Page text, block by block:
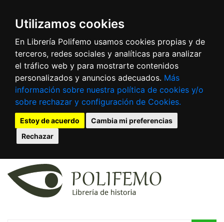
Utilizamos cookies
En Librería Polifemo usamos cookies propias y de
terceros, redes sociales y analíticas para analizar
el tráfico web y para mostrarte contenidos
personalizados y anuncios adecuados. Más
información sobre nuestra política de cookies y/o
sobre rechazar y configuración de Cookies.
Estoy de acuerdo
Cambia mi preferencias
Rechazar